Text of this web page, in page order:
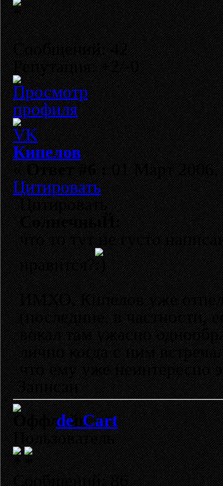
Сообщений: 42
Репутация: +2/-0
Кипелов
«Ответ #6 :01 Март 2006,
Цитировать
Цитировать
СолнечныЙ:
что то тут не густо
нравится?
ИМХО, Кипелов уже отпел
(последние. в частности,
вокал там ужасно
лично когда с ним
что ему уже неинтересно
Записан
de_Cart
Пользователь
Сообщений: 86